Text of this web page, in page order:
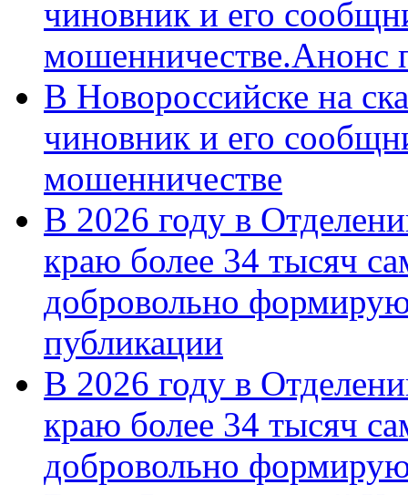
чиновник и его
мошенничестве.Анонс
В Новороссийске на
чиновник и его
мошенничестве
В 2026 году в
краю более 34 тысяч
добровольно
публикации
В 2026 году в
краю более 34 тысяч
добровольно